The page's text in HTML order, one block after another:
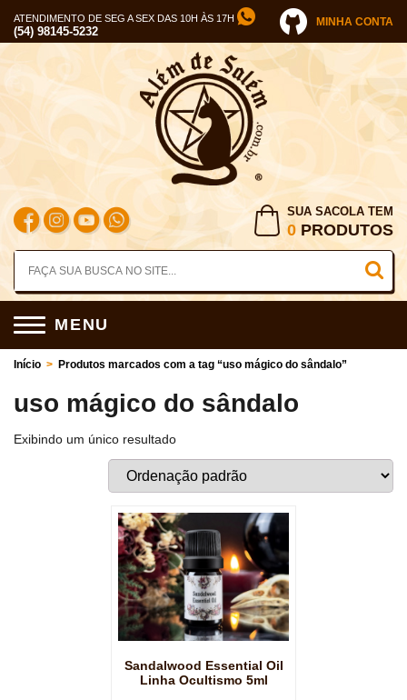
ATENDIMENTO DE SEG A SEX DAS 10H ÀS 17H
(54) 98145-5232
MINHA CONTA
SUA SACOLA TEM
0 PRODUTOS
MENU
Início > Produtos marcados com a tag “uso mágico do sândalo”
uso mágico do sândalo
Exibindo um único resultado
Sandalwood Essential Oil
Linha Ocultismo 5ml